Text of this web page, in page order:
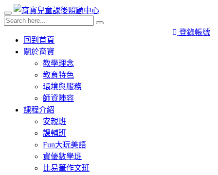
登錄帳號
回到首頁
關於育寶
教學理念
教育特色
環境與服務
師資陣容
課程介紹
安親班
課輔班
Fun大玩美語
資優數學班
比易筆作文班